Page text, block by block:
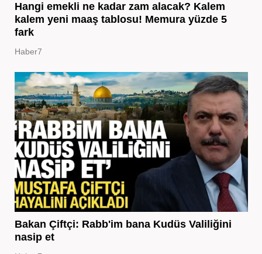
Hangi emekli ne kadar zam alacak? Kalem
kalem yeni maaş tablosu! Memura yüzde 5
fark
Haber7
Bakan Çiftçi: Rabb'im bana Kudüs Valiliğini
nasip et